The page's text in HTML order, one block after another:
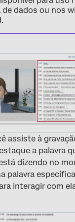
de dados ou nos
assiste à
a palavra
dizendo no
palavra
interagir com